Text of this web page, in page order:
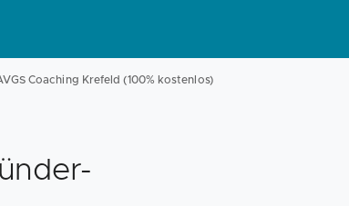
Coaching Krefeld (100% kostenlos)